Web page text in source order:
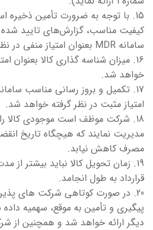
15. با توجه به ضرورت تأمین ذخیره
کیفیت مناسب، گزارش‌های تایید
سامانه MDR بعنوان امتیاز منفی در نظر گرفته خواهد شد.
16. میزان شناسه گذاری کالا بعنوان
خواهد شد.
17. تکمیل و بروز رسانی مناسب
امتیاز مثبت در نظر گرفته خواهد شد.
18. شرکت موظف است موجودی کالا
مدیریت نمایند که هیچگاه تاریخ
مصرف کاهش نیابد.
19. زمان تحویل کالا نباید بیشتر
قرارداد به طول انجامد.
20. در صورت کوتاهی شرکت های
پیگیری و تأمین به موقع، سهمیه
دیگر ارائه خواهد شد و همچنین از